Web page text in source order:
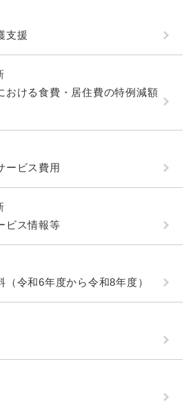
支援
おける食費・居住費の特例減額
ービス費用
ビス情報等
令和6年度から令和8年度）